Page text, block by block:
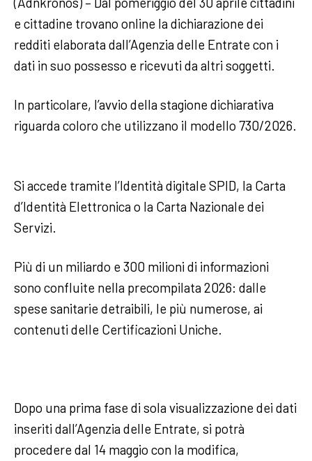
e cittadine trovano online la dichiarazione dei
redditi elaborata dall’Agenzia delle Entrate con i
dati in suo possesso e ricevuti da altri soggetti.
In particolare, l’avvio della stagione dichiarativa
riguarda coloro che utilizzano il modello 730/2026.
Si accede tramite l’Identità digitale SPID, la Carta
d’Identità Elettronica o la Carta Nazionale dei
Servizi.
Più di un miliardo e 300 milioni di informazioni
sono confluite nella precompilata 2026: dalle
spese sanitarie detraibili, le più numerose, ai
contenuti delle Certificazioni Uniche.
Dopo una prima fase di sola visualizzazione dei dati
inseriti dall’Agenzia delle Entrate, si potrà
procedere dal 14 maggio con la modifica,